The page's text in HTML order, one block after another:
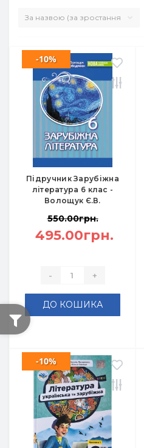
Підручник Зарубіжна
література 6 клас -
Волощук Є.В.
-10%
550.00грн.
495.00грн.
- +
ДО КОШИКА
-10%